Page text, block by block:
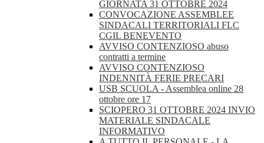
GIORNATA 31 OTTOBRE 2024
CONVOCAZIONE ASSEMBLEE
SINDACALI TERRITORIALI FLC
CGIL BENEVENTO
AVVISO CONTENZIOSO abuso
contratti a termine
AVVISO CONTENZIOSO
INDENNITÀ FERIE PRECARI
USB SCUOLA - Assemblea online 28
ottobre ore 17
SCIOPERO 31 OTTOBRE 2024 INVIO
MATERIALE SINDACALE
INFORMATIVO